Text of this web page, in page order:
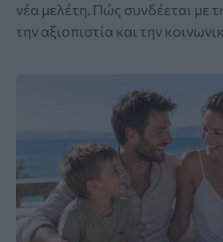
νέα μελέτη. Πώς συνδέεται με
την αξιοπιστία και την